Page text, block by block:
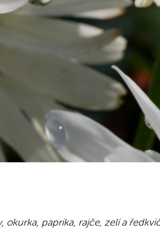
paprika, rajče, zelí a